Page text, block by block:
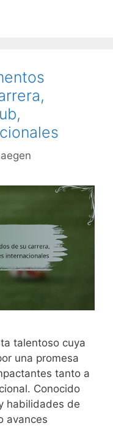
talentoso cuya
una promesa
tanto a
Conocido
habilidades de
avances